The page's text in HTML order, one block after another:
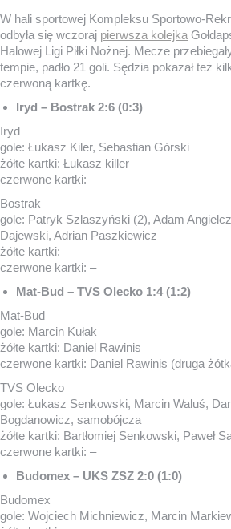
W hali sportowej Kompleksu Sportowo-
odbyła się wczoraj pierwsza kolejka
Halowej Ligi Piłki Nożnej. Mecze
tempie, padło 21 goli. Sędzia pokazał też
czerwoną kartkę.
Iryd – Bostrak 2:6 (0:3)
Iryd
gole: Łukasz Kiler, Sebastian Górski
żółte kartki: Łukasz killer
czerwone kartki: –
Bostrak
gole: Patryk Szlaszyński (2), Adam
Dajewski, Adrian Paszkiewicz
żółte kartki: –
czerwone kartki: –
Mat-Bud – TVS Olecko 1:4 (1:2)
Mat-Bud
gole: Marcin Kułak
żółte kartki: Daniel Rawinis
czerwone kartki: Daniel Rawinis (druga
TVS Olecko
gole: Łukasz Senkowski, Marcin Waluś,
Bogdanowicz, samobójcza
żółte kartki: Bartłomiej Senkowski, Paweł
czerwone kartki: –
Budomex – UKS ZSZ 2:0 (1:0)
Budomex
gole: Wojciech Michniewicz, Marcin